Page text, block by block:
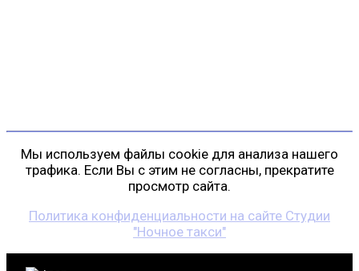
Мы используем файлы cookie для анализа нашего
трафика. Если Вы с этим не согласны, прекратите
просмотр сайта.
Политика конфиденциальности на сайте Студии
"Ночное такси"